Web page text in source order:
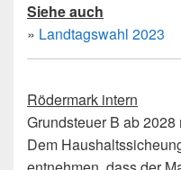
Siehe auch
» Landtagswahl 2023
Rödermark intern
Grundsteuer B ab
Dem